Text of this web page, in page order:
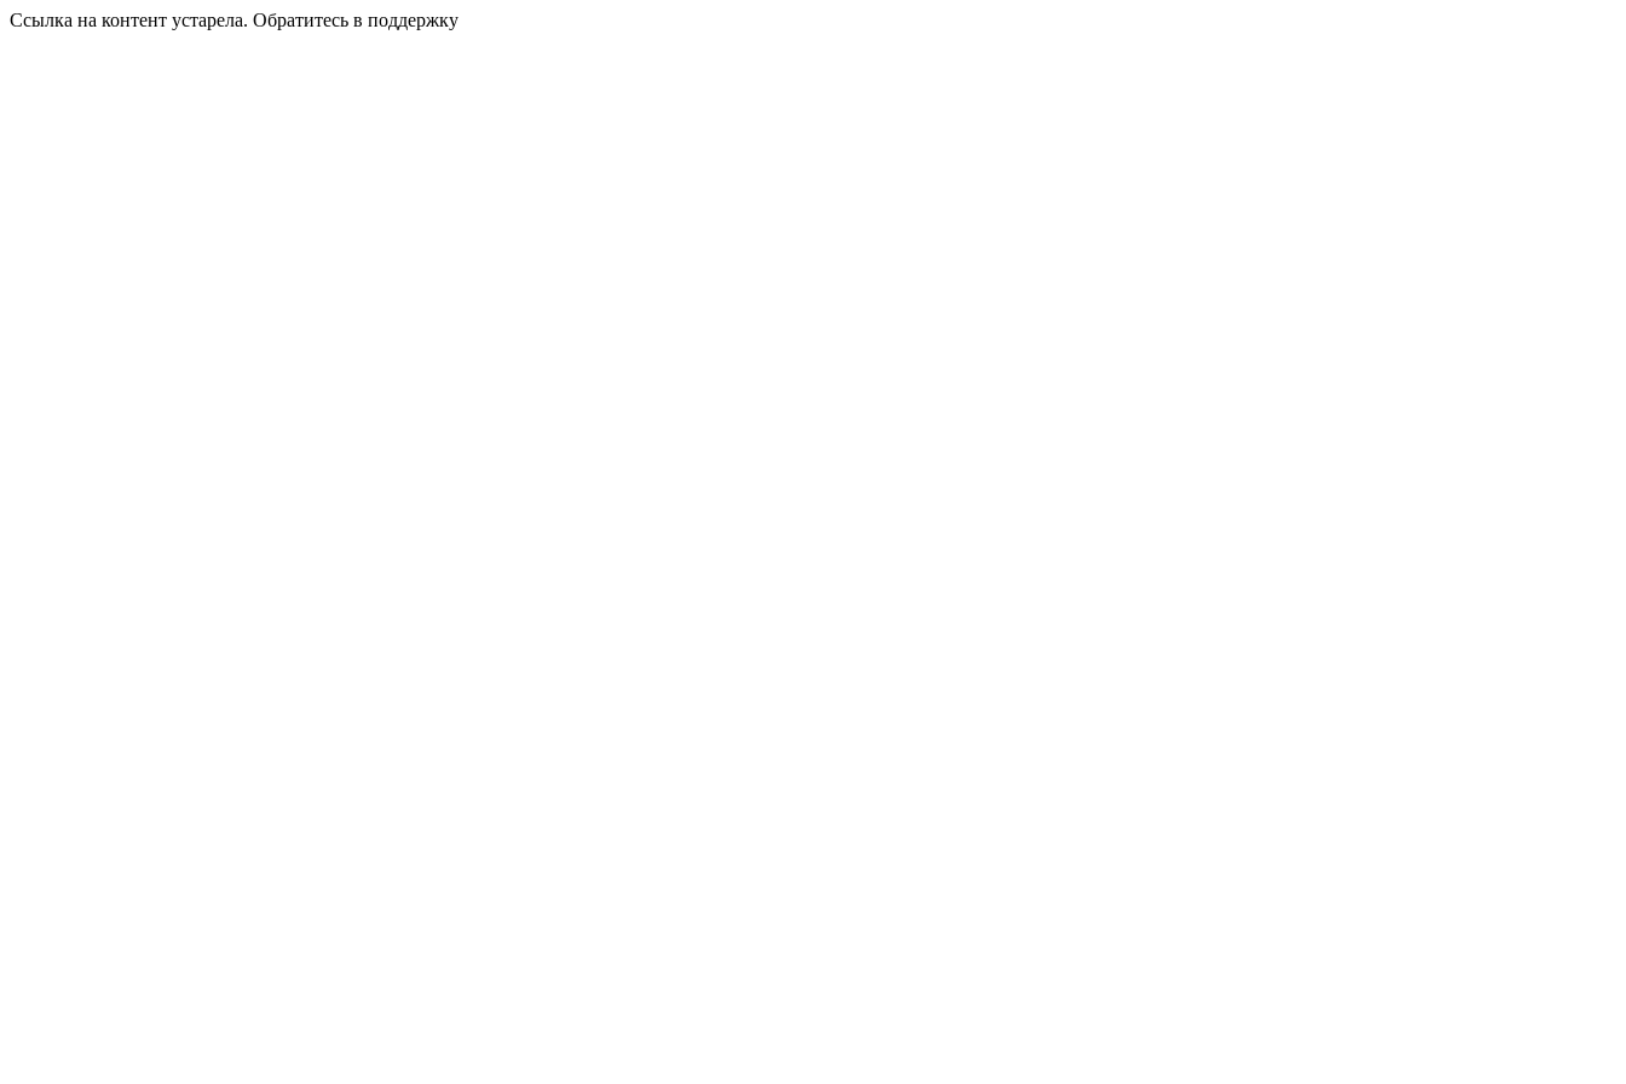
Ссылка на контент устарела. Обратитесь в поддержку